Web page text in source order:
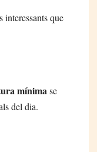
que
mínimase
del dia.